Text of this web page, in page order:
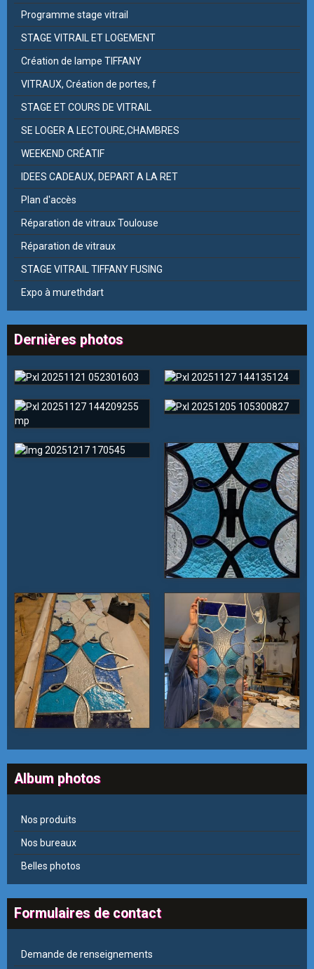
Programme stage vitrail
STAGE VITRAIL ET LOGEMENT
Création de lampe TIFFANY
VITRAUX, Création de portes, f
STAGE ET COURS DE VITRAIL
SE LOGER A LECTOURE,CHAMBRES
WEEKEND CRÉATIF
IDEES CADEAUX, DEPART A LA RET
Plan d'accès
Réparation de vitraux Toulouse
Réparation de vitraux
STAGE VITRAIL TIFFANY FUSING
Expo à murethdart
Dernières photos
Album photos
Nos produits
Nos bureaux
Belles photos
Formulaires de contact
Demande de renseignements